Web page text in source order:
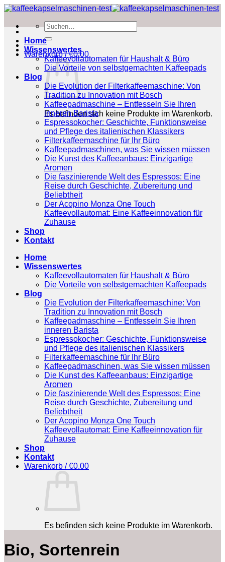
Zum
springen
Suchen
nach:
Warenkorb /€0.00
Es befinden sich keine Produkte im Warenkorb.
Home
Wissenswertes
Kaffeevollautomaten für Haushalt & Büro
Die Vorteile von selbstgemachten Kaffeepads
Blog
Die Evolution der Filterkaffeemaschine: Von
Tradition zu Innovation mit Bosch
Kaffeepadmaschine – Entfesseln Sie Ihren
inneren Barista
Espressokocher: Geschichte, Funktionsweise
und Pflege des italienischen Klassikers
Filterkaffeemaschine für Ihr Büro
Kaffeepadmaschinen, was Sie wissen müssen
Die Kunst des Kaffeeanbaus: Einzigartige
Aromen
Die faszinierende Welt des Espressos: Eine
Reise durch Geschichte, Zubereitung und
Beliebtheit
Der Acopino Monza One Touch
Kaffeevollautomat: Eine Kaffeeinnovation für
Zuhause
Shop
Kontakt
Home
Wissenswertes
Kaffeevollautomaten für Haushalt & Büro
Die Vorteile von selbstgemachten Kaffeepads
Blog
Die Evolution der Filterkaffeemaschine: Von
Tradition zu Innovation mit Bosch
Kaffeepadmaschine – Entfesseln Sie Ihren
inneren Barista
Espressokocher: Geschichte, Funktionsweise
und Pflege des italienischen Klassikers
Filterkaffeemaschine für Ihr Büro
Kaffeepadmaschinen, was Sie wissen müssen
Die Kunst des Kaffeeanbaus: Einzigartige
Aromen
Die faszinierende Welt des Espressos: Eine
Reise durch Geschichte, Zubereitung und
Beliebtheit
Der Acopino Monza One Touch
Kaffeevollautomat: Eine Kaffeeinnovation für
Zuhause
Shop
Kontakt
Warenkorb /€0.00
Es befinden sich keine Produkte im Warenkorb.
‎Bio, Sortenrein